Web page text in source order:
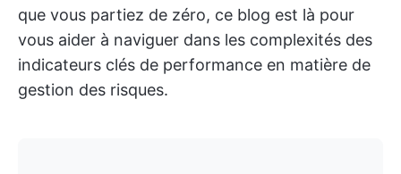
que vous partiez de zéro, ce blog est là pour
vous aider à naviguer dans les complexités des
indicateurs clés de performance en matière de
gestion des risques.